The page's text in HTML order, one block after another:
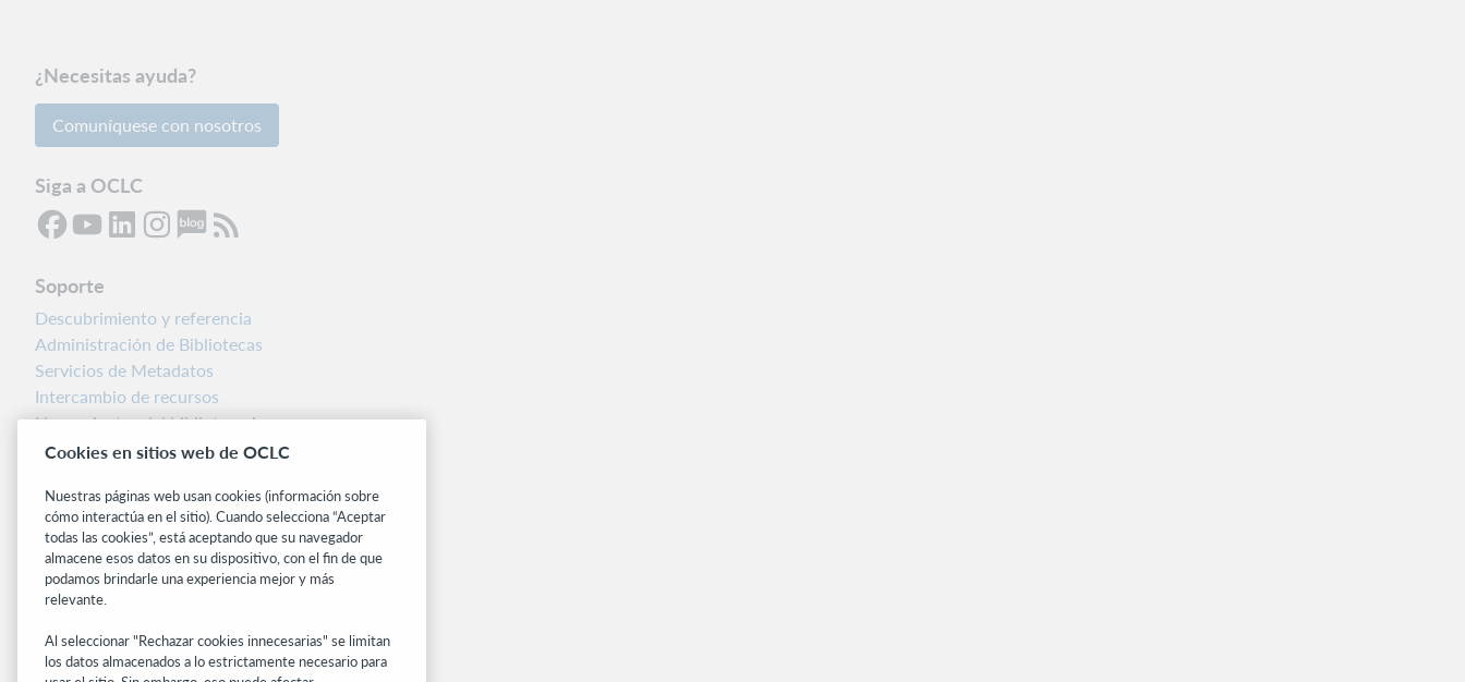
¿Necesitas ayuda?
Comuníquese con nosotros
Siga a OCLC
Soporte
Descubrimiento y referencia
Administración de Bibliotecas
Servicios de Metadatos
Intercambio de recursos
Herramientas del bibliotecario
Notas de la versión
Sitios relacionados
OCLC.org
BibFormats
Centro comunitario
Investigación
WebJunction
Cookies en sitios web de OCLC
Nuestras páginas web usan cookies (información sobre
cómo interactúa en el sitio). Cuando selecciona “Aceptar
todas las cookies”, está aceptando que su navegador
almacene esos datos en su dispositivo, con el fin de que
podamos brindarle una experiencia mejor y más
relevante.
Al seleccionar "Rechazar cookies innecesarias" se limitan
los datos almacenados a lo estrictamente necesario para